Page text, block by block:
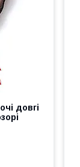
довгі